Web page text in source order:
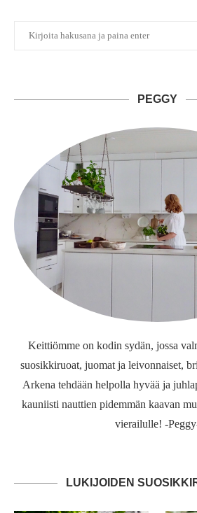
PEGGY
Keittiömme on kodin sydän, jossa
suosikkiruoat, juomat ja leivonnaiset,
Arkena tehdään helpolla hyvää ja
kauniisti nauttien pidemmän kaavan
vierailulle! -
LUKIJOIDEN